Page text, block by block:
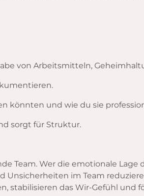
von Arbeitsmitteln,
könnten und wie du sie
sorgt für Struktur.
Team. Wer die emotionale Lage
im Team
stabilisieren das Wir-Gefühl und